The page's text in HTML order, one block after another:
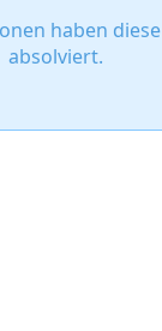
haben
absolviert.